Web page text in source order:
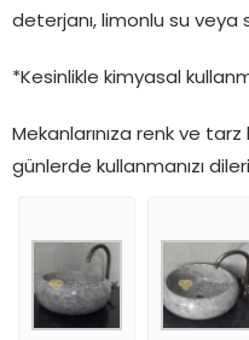
deterjanı, limonlu su veya
*Kesinlikle kimyasal
Mekanlarınıza renk ve
günlerde kullanmanızı